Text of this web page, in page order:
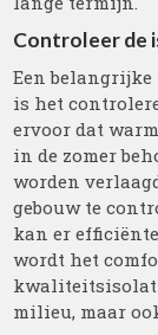
Controleer de
Een belangrijke
is het
ervoor dat
in de zomer
worden
gebouw te
kan er
wordt het
milieu, maar